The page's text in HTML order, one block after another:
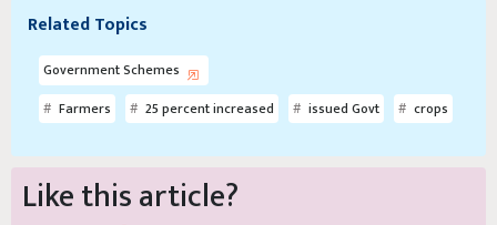
Related Topics
Government Schemes
Farmers
25 percent increased issued Govt crops
Like this article?